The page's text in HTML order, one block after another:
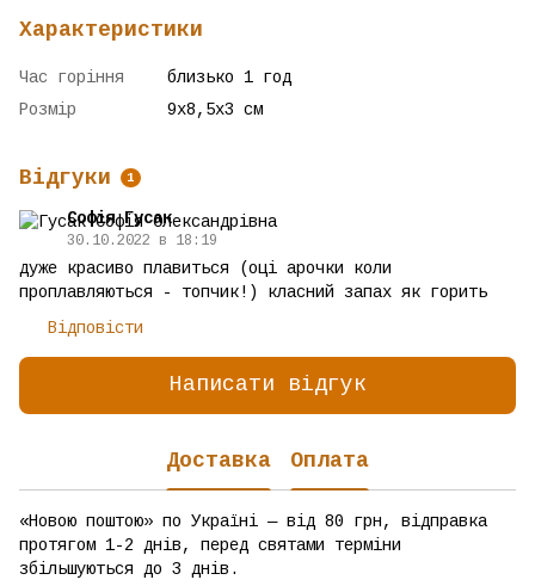
Характеристики
Час горіння
близько 1 год
Розмір
9х8,5х3 см
Відгуки 1
Софія Гусак
30.10.2022 в 18:19
дуже красиво плавиться (оці арочки коли
проплавляються - топчик!) класний запах як горить
Відповісти
Написати відгук
Доставка Оплата
«Новою поштою» по Україні — від 80 грн, відправка
протягом 1-2 днів, перед святами терміни
збільшуються до 3 днів.